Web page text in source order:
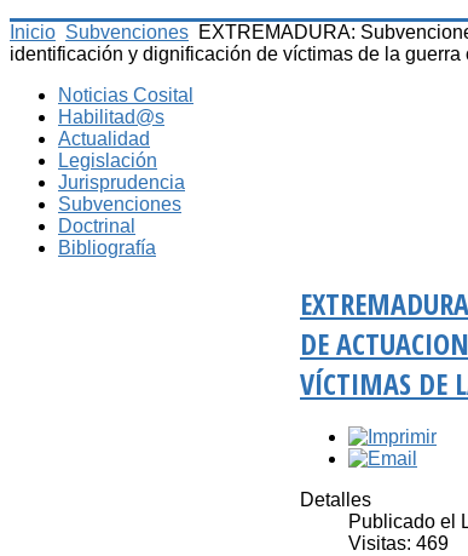
Inicio Subvenciones EXTREMADURA:
identificación y dignificación de víctimas de la guerra
Noticias Cosital
Habilitad@s
Actualidad
Legislación
Jurisprudencia
Subvenciones
Doctrinal
Bibliografía
DE
VÍCTIMAS DE
Detalles
Publicado el
Visitas: 469